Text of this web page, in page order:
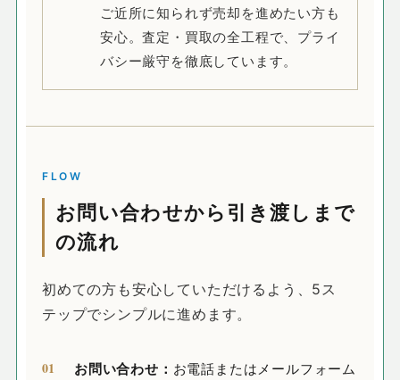
ご近所に知られず売却を進めたい方も
安心。査定・買取の全工程で、プライ
バシー厳守を徹底しています。
FLOW
お問い合わせから引き渡しまで
の流れ
初めての方も安心していただけるよう、5ス
テップでシンプルに進めます。
お問い合わせ： お電話またはメールフォーム